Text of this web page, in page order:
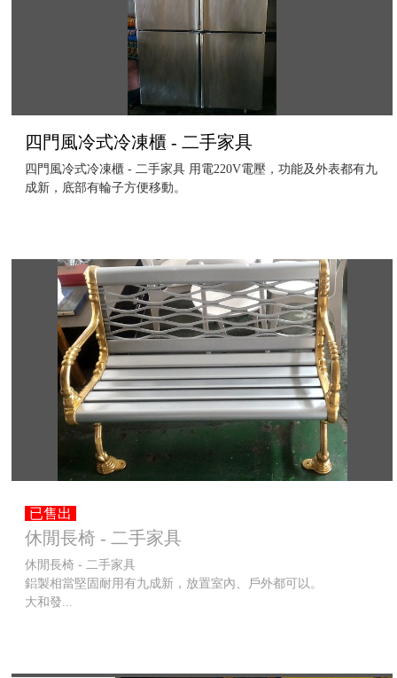
四門風冷式冷凍櫃 - 二手家具
四門風冷式冷凍櫃 - 二手家具 用電220V電壓，功能及外表都有九
成新，底部有輪子方便移動。
已售出
休閒長椅 - 二手家具
休閒長椅 - 二手家具
鋁製相當堅固耐用有九成新，放置室內、戶外都可以。
大和發...